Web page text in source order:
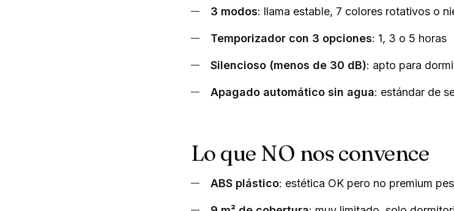
3 modos: llama estable, 7 colores rotativos o
Temporizador con 3 opciones: 1, 3 o 5 horas
Silencioso (menos de 30 dB): apto para
Apagado automático sin agua: estándar de
Lo que NO nos convence
ABS plástico: estética OK pero no premium